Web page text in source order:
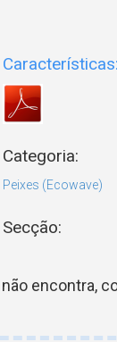
Características:
Categoria:
Peixes (Ecowave)
Secção:
encontra,